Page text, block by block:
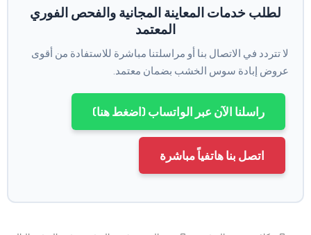
لطلب خدمات المعاينة المجانية والفحص الفوري
المعتمد
لا تتردد في الاتصال بنا أو مراسلتنا مباشرة للاستفادة من أقوى
عروض إبادة سوس الخشب بضمان معتمد.
راسلنا الآن عبر الواتساب (اضغط هنا)
اتصل بنا هاتفياً مباشرة